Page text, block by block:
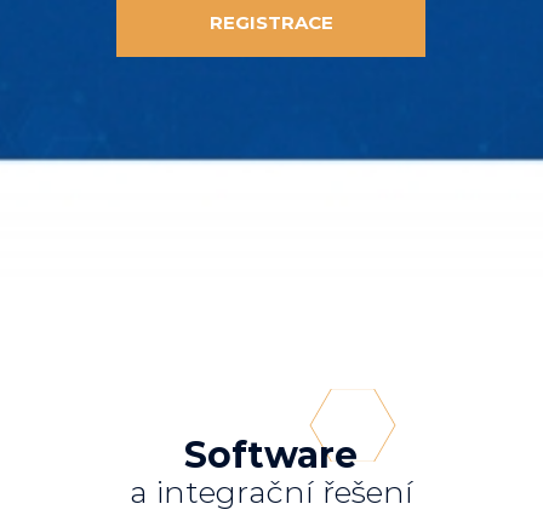
REGISTRACE
Software
a integrační řešení